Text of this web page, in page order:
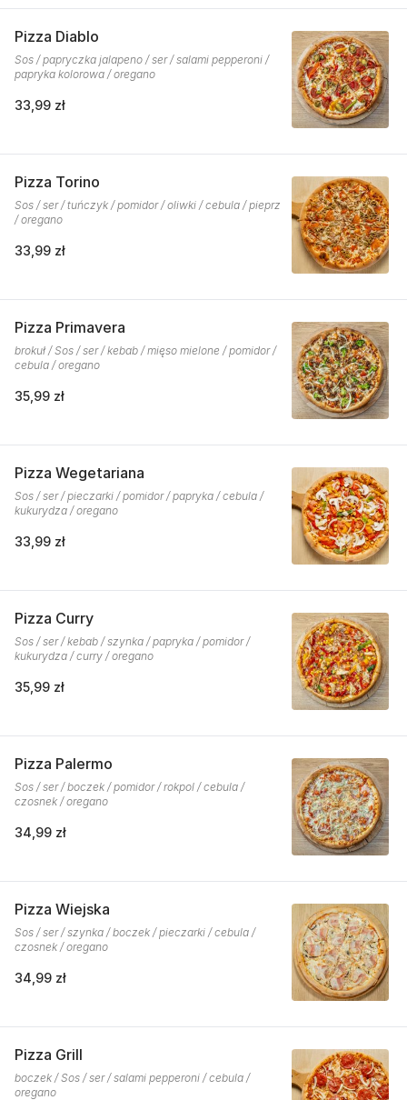
Pizza Diablo
Sos / papryczka jalapeno / ser / salami pepperoni /
papryka kolorowa / oregano
33,99 zł
Pizza Torino
Sos / ser / tuńczyk / pomidor / oliwki / cebula / pieprz
/ oregano
33,99 zł
Pizza Primavera
brokuł / Sos / ser / kebab / mięso mielone / pomidor /
cebula / oregano
35,99 zł
Pizza Wegetariana
Sos / ser / pieczarki / pomidor / papryka / cebula /
kukurydza / oregano
33,99 zł
Pizza Curry
Sos / ser / kebab / szynka / papryka / pomidor /
kukurydza / curry / oregano
35,99 zł
Pizza Palermo
Sos / ser / boczek / pomidor / rokpol / cebula /
czosnek / oregano
34,99 zł
Pizza Wiejska
Sos / ser / szynka / boczek / pieczarki / cebula /
czosnek / oregano
34,99 zł
Pizza Grill
boczek / Sos / ser / salami pepperoni / cebula /
oregano